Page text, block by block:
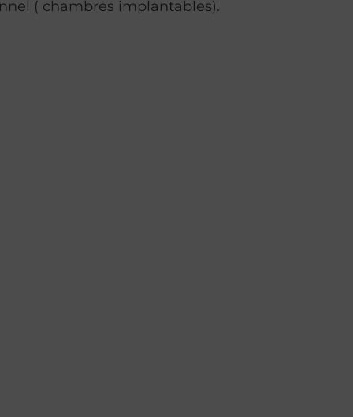
( chambres implantables).